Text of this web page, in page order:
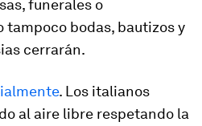
funerales o
bodas, bautizos y
cerrarán.
. Los italianos
al aire libre respetando la